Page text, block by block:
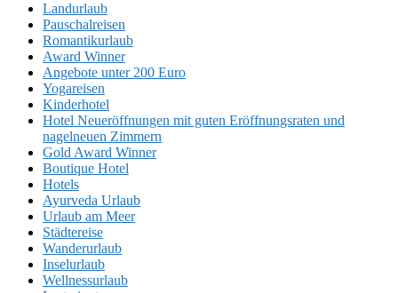
Landurlaub
Pauschalreisen
Romantikurlaub
Award Winner
Angebote unter 200 Euro
Yogareisen
Kinderhotel
Hotel Neueröffnungen mit guten Eröffnungsraten und
nagelneuen Zimmern
Gold Award Winner
Boutique Hotel
Hotels
Ayurveda Urlaub
Urlaub am Meer
Städtereise
Wanderurlaub
Inselurlaub
Wellnessurlaub